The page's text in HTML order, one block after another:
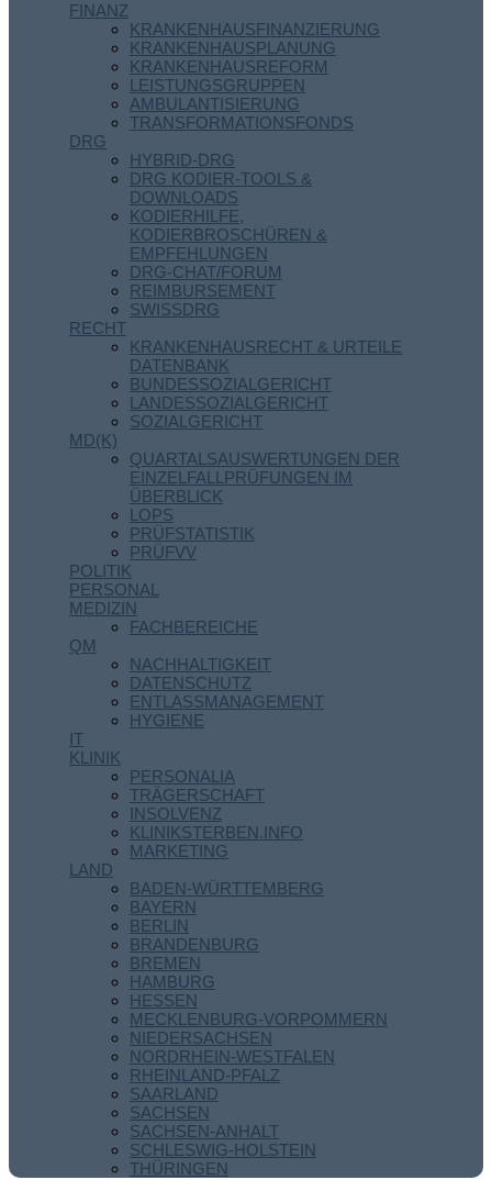
FINANZ
KRANKENHAUSFINANZIERUNG
KRANKENHAUSPLANUNG
KRANKENHAUSREFORM
LEISTUNGSGRUPPEN
AMBULANTISIERUNG
TRANSFORMATIONSFONDS
DRG
HYBRID-DRG
DRG KODIER-TOOLS &
DOWNLOADS
KODIERHILFE,
KODIERBROSCHÜREN &
EMPFEHLUNGEN
DRG-CHAT/FORUM
REIMBURSEMENT
SWISSDRG
RECHT
KRANKENHAUSRECHT & URTEILE
DATENBANK
BUNDESSOZIALGERICHT
LANDESSOZIALGERICHT
SOZIALGERICHT
MD(K)
QUARTALSAUSWERTUNGEN DER
EINZELFALLPRÜFUNGEN IM
ÜBERBLICK
LOPS
PRÜFSTATISTIK
PRÜFVV
POLITIK
PERSONAL
MEDIZIN
FACHBEREICHE
QM
NACHHALTIGKEIT
DATENSCHUTZ
ENTLASSMANAGEMENT
HYGIENE
IT
KLINIK
PERSONALIA
TRÄGERSCHAFT
INSOLVENZ
KLINIKSTERBEN.INFO
MARKETING
LAND
BADEN-WÜRTTEMBERG
BAYERN
BERLIN
BRANDENBURG
BREMEN
HAMBURG
HESSEN
MECKLENBURG-VORPOMMERN
NIEDERSACHSEN
NORDRHEIN-WESTFALEN
RHEINLAND-PFALZ
SAARLAND
SACHSEN
SACHSEN-ANHALT
SCHLESWIG-HOLSTEIN
THÜRINGEN